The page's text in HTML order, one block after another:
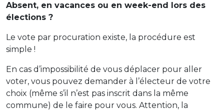
Absent, en vacances ou en week-end lors des
élections ?
Le vote par procuration existe, la procédure est
simple !
En cas d’impossibilité de vous déplacer pour aller
voter, vous pouvez demander à l’électeur de votre
choix (même s’il n’est pas inscrit dans la même
commune) de le faire pour vous. Attention, la